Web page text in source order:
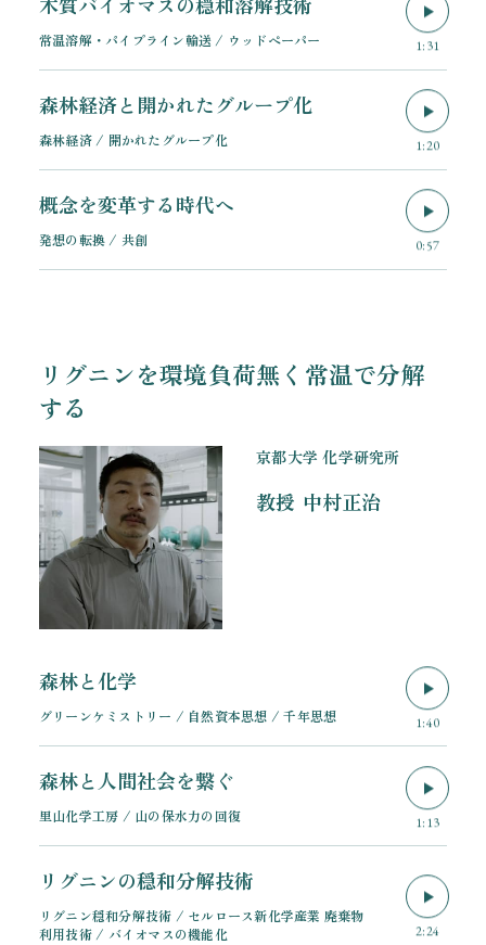
常温溶解・パイプライン輸送 / ウッドペーパー 1:31
森林経済と開かれたグループ化
森林経済 / 開かれたグループ化 1:20
概念を変革する時代へ
発想の転換 / 共創 0:57
リグニンを環境負荷無く常温で分解
する
京都大学 化学研究所
教授 中村正治
森林と化学
グリーンケミストリー / 自然資本思想 / 千年思想 1:40
森林と人間社会を繋ぐ
里山化学工房 / 山の保水力の回復 1:13
リグニンの穏和分解技術
リグニン穏和分解技術 / セルロース新化学産業 廃棄物
利用技術 / バイオマスの機能化
2:24